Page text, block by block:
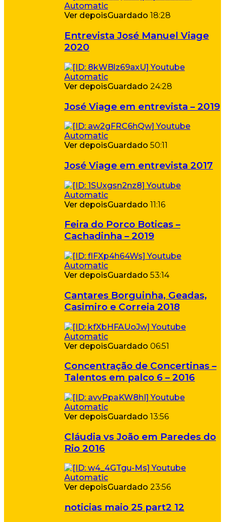
Ver depoisGuardado 18:28
Entrevista José Manuel Viage
2020
Ver depoisGuardado 24:28
José Viage em entrevista – 2019
Ver depoisGuardado 50:11
José Viage em entrevista 2017
Ver depoisGuardado 11:16
Feira do Porco Boticas –
Cachadinha – 2019
Ver depoisGuardado 53:14
Cantares Borguinha, Geadas,
Casimiro e Correia 2018
Ver depoisGuardado 06:51
Concentração de Concertinas –
Talentos em palco 6 – 2016
Ver depoisGuardado 13:56
Cláudia vs João em Paredes do
Rio 2016
Ver depoisGuardado 23:56
noticias maio 25 part2 12